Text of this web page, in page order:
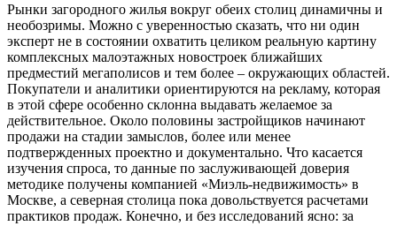
Рынки загородного жилья вокруг обеих столиц динамичны и
необозримы. Можно с уверенностью сказать, что ни один
эксперт не в состоянии охватить целиком реальную картину
комплексных малоэтажных новостроек ближайших
предместий мегаполисов и тем более – окружающих областей.
Покупатели и аналитики ориентируются на рекламу, которая
в этой сфере особенно склонна выдавать желаемое за
действительное. Около половины застройщиков начинают
продажи на стадии замыслов, более или менее
подтвержденных проектно и документально. Что касается
изучения спроса, то данные по заслуживающей доверия
методике получены компанией «Миэль-недвижимость» в
Москве, а северная столица пока довольствуется расчетами
практиков продаж. Конечно, и без исследований ясно: за